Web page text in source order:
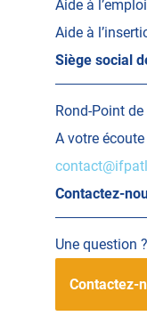
Aide à l’emploi
Aide à
Siège social
Rond-Point
A votre écoute
Contactez-
Une question
Contactez-